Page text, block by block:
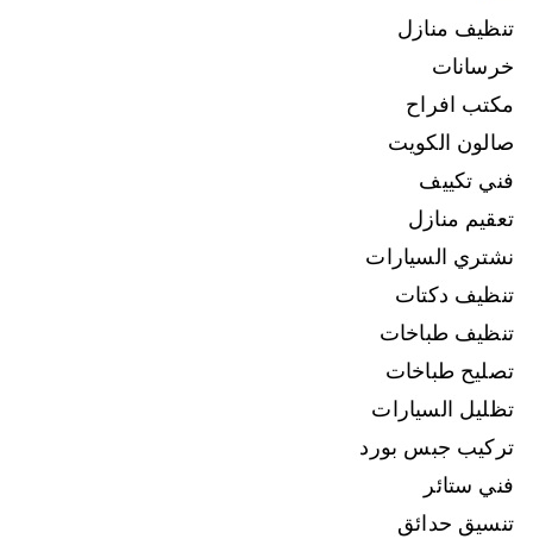
تنظيف منازل
خرسانات
مكتب افراح
صالون الكويت
فني تكييف
تعقيم منازل
نشتري السيارات
تنظيف دكتات
تنظيف طباخات
تصليح طباخات
تظليل السيارات
تركيب جبس بورد
فني ستائر
تنسيق حدائق